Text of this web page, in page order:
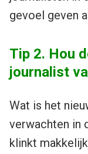
gevoel geven
Tip 2. Hou
journalist
Wat is het
verwachten in
klinkt